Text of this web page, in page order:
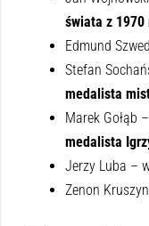
świata z 1970
Edmund
Stefan
medalista
Marek Gołąb
medalista
Jerzy Luba –
Zenon